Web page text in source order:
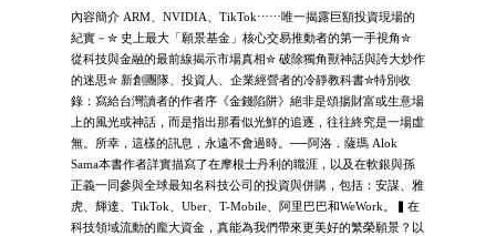
內容簡介 ARM、NVIDIA、TikTok⋯⋯唯一揭露巨額投資現場的
紀實－✮ 史上最大「願景基金」核心交易推動者的第一手視角✮
從科技與金融的最前線揭示市場真相✮ 破除獨角獸神話與誇大炒作
的迷思✮ 新創團隊、投資人、企業經營者的冷靜教科書✮特別收
錄：寫給台灣讀者的作者序《金錢陷阱》絕非是頌揚財富或生意場
上的風光或神話，而是指出那看似光鮮的追逐，往往終究是一場虛
無。所幸，這樣的訊息，永遠不會過時。──阿洛．薩瑪 Alok
Sama本書作者詳實描寫了在摩根士丹利的職涯，以及在軟銀與孫
正義一同參與全球最知名科技公司的投資與併購，包括：安謀、雅
虎、輝達、TikTok、Uber、T-Mobile、阿里巴巴和WeWork。▍在
科技領域流動的龐大資金，真能為我們帶來更美好的繁榮願景？以